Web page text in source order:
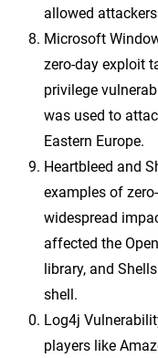
allowed
Microsoft
zero-day exploit
privilege
was used to
Eastern Europe.
Heartbleed and
examples of
widespread
affected the
library, and
shell.
Log4j
players like